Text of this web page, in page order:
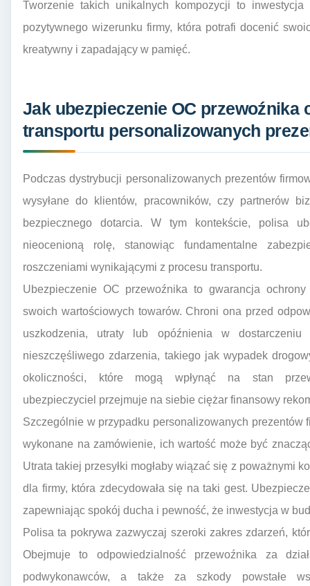
Tworzenie takich unikalnych kompozycji to
pozytywnego wizerunku firmy, która potrafi docenić
kreatywny i zapadający w pamięć.
Jak ubezpieczenie OC przewoźnika
transportu personalizowanych
Podczas dystrybucji personalizowanych prezentów
wysyłane do klientów, pracowników, czy partnerów
bezpiecznego dotarcia. W tym kontekście, polisa
nieocenioną rolę, stanowiąc fundamentalne
roszczeniami wynikającymi z procesu transportu.
Ubezpieczenie OC przewoźnika to gwarancja
swoich wartościowych towarów. Chroni ona przed
uszkodzenia, utraty lub opóźnienia w
nieszczęśliwego zdarzenia, takiego jak wypadek
okoliczności, które mogą wpłynąć na stan
ubezpieczyciel przejmuje na siebie ciężar finansowy
Szczególnie w przypadku personalizowanych prezentów
wykonane na zamówienie, ich wartość może być
Utrata takiej przesyłki mogłaby wiązać się z poważnymi
dla firmy, która zdecydowała się na taki gest.
zapewniając spokój ducha i pewność, że inwestycja w
Polisa ta pokrywa zazwyczaj szeroki zakres zdarzeń,
Obejmuje to odpowiedzialność przewoźnika za
podwykonawców, a także za szkody powstałe